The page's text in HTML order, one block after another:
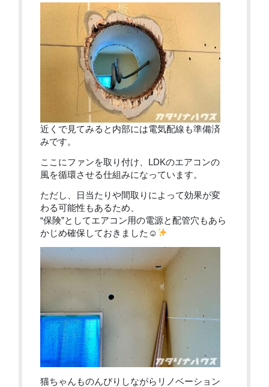
近くで見てみると内部には電気配線も準備済
みです。
ここにファンを取り付け、LDKのエアコンの
風を循環させる仕組みになっています。
ただし、日当たりや間取りによって効果が変
わる可能性もあるため、
“保険”としてエアコン用の電源と配管穴もあら
かじめ確保しておきました☺
猫ちゃんものんびりしながらリノベーション